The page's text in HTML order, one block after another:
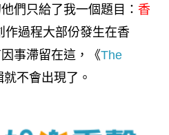
們只給了我一個題目： 香
作過程大部份發生在香
事滯留在這，《The
不會出現了。